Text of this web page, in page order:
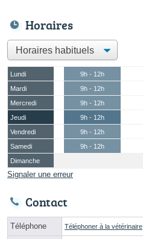
Horaires
Lundi 9h - 12h
Mardi
9h - 12h
Mercredi
9h - 12h
Jeudi
9h - 12h
Vendredi
9h - 12h
Samedi
9h - 12h
Dimanche
Signaler une erreur
Contact
Téléphone Téléphoner à la vétérinaire